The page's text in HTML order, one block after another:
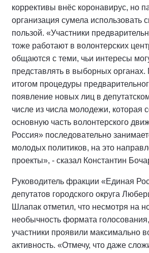
коррективы внёс коронавирус, но
организация сумела использовать
пользой. «Участники
тоже работают в волонтерских
общаются с теми, чьи интересы
представлять в выборных органах.
итогом процедуры
появление новых лиц в
числе из числа молодежи, которая
основную часть волонтерского
Россия» последовательно
молодых политиков, на это
проекты», - сказал Константин
Руководитель фракции «Единая
депутатов городского округа
Шлапак отметил, что несмотря на
необычность формата
участники проявили максимально
активность. «Отмечу, что даже